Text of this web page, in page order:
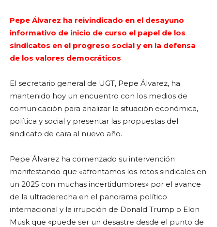
Pepe Álvarez ha reivindicado en el desayuno
informativo de inicio de curso el papel de los
sindicatos en el progreso social y en la defensa
de los valores democráticos
El secretario general de UGT, Pepe Álvarez, ha
mantenido hoy un encuentro con los medios de
comunicación para analizar la situación económica,
política y social y presentar las propuestas del
sindicato de cara al nuevo año.
Pepe Álvarez ha comenzado su intervención
manifestando que «afrontamos los retos sindicales en
un 2025 con muchas incertidumbres» por el avance
de la ultraderecha en el panorama político
internacional y la irrupción de Donald Trump o Elon
Musk que «puede ser un desastre desde el punto de